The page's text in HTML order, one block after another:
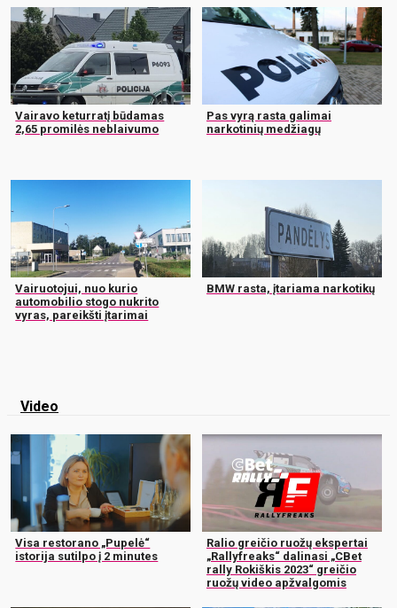
Vairavo keturratį būdamas
2,65 promilės neblaivumo
Pas vyrą rasta galimai
narkotinių medžiagų
Vairuotojui, nuo kurio
automobilio stogo nukrito
vyras, pareikšti įtarimai
BMW rasta, įtariama narkotikų
Video
Visa restorano „Pupelė“
istorija sutilpo į 2 minutes
Ralio greičio ruožų ekspertai
„Rallyfreaks“ dalinasi „CBet
rally Rokiškis 2023“ greičio
ruožų video apžvalgomis